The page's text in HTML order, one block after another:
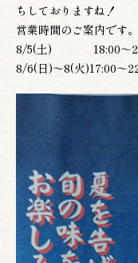
(
ちしておりますね！
営業時間のご案内です。
8/5(土) 18:00～
8/6(日)～8(火)17:00～